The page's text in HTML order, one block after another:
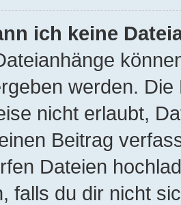
ich keine
werden.
nicht erlaubt,
Beitrag
Dateien
falls du dir nicht